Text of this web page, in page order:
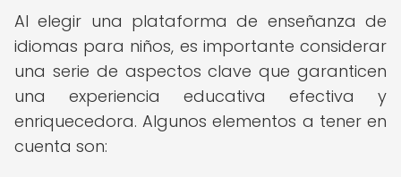
Al elegir una plataforma de enseñanza de
idiomas para niños, es importante considerar
una serie de aspectos clave que garanticen
una experiencia educativa efectiva y
enriquecedora. Algunos elementos a tener en
cuenta son: